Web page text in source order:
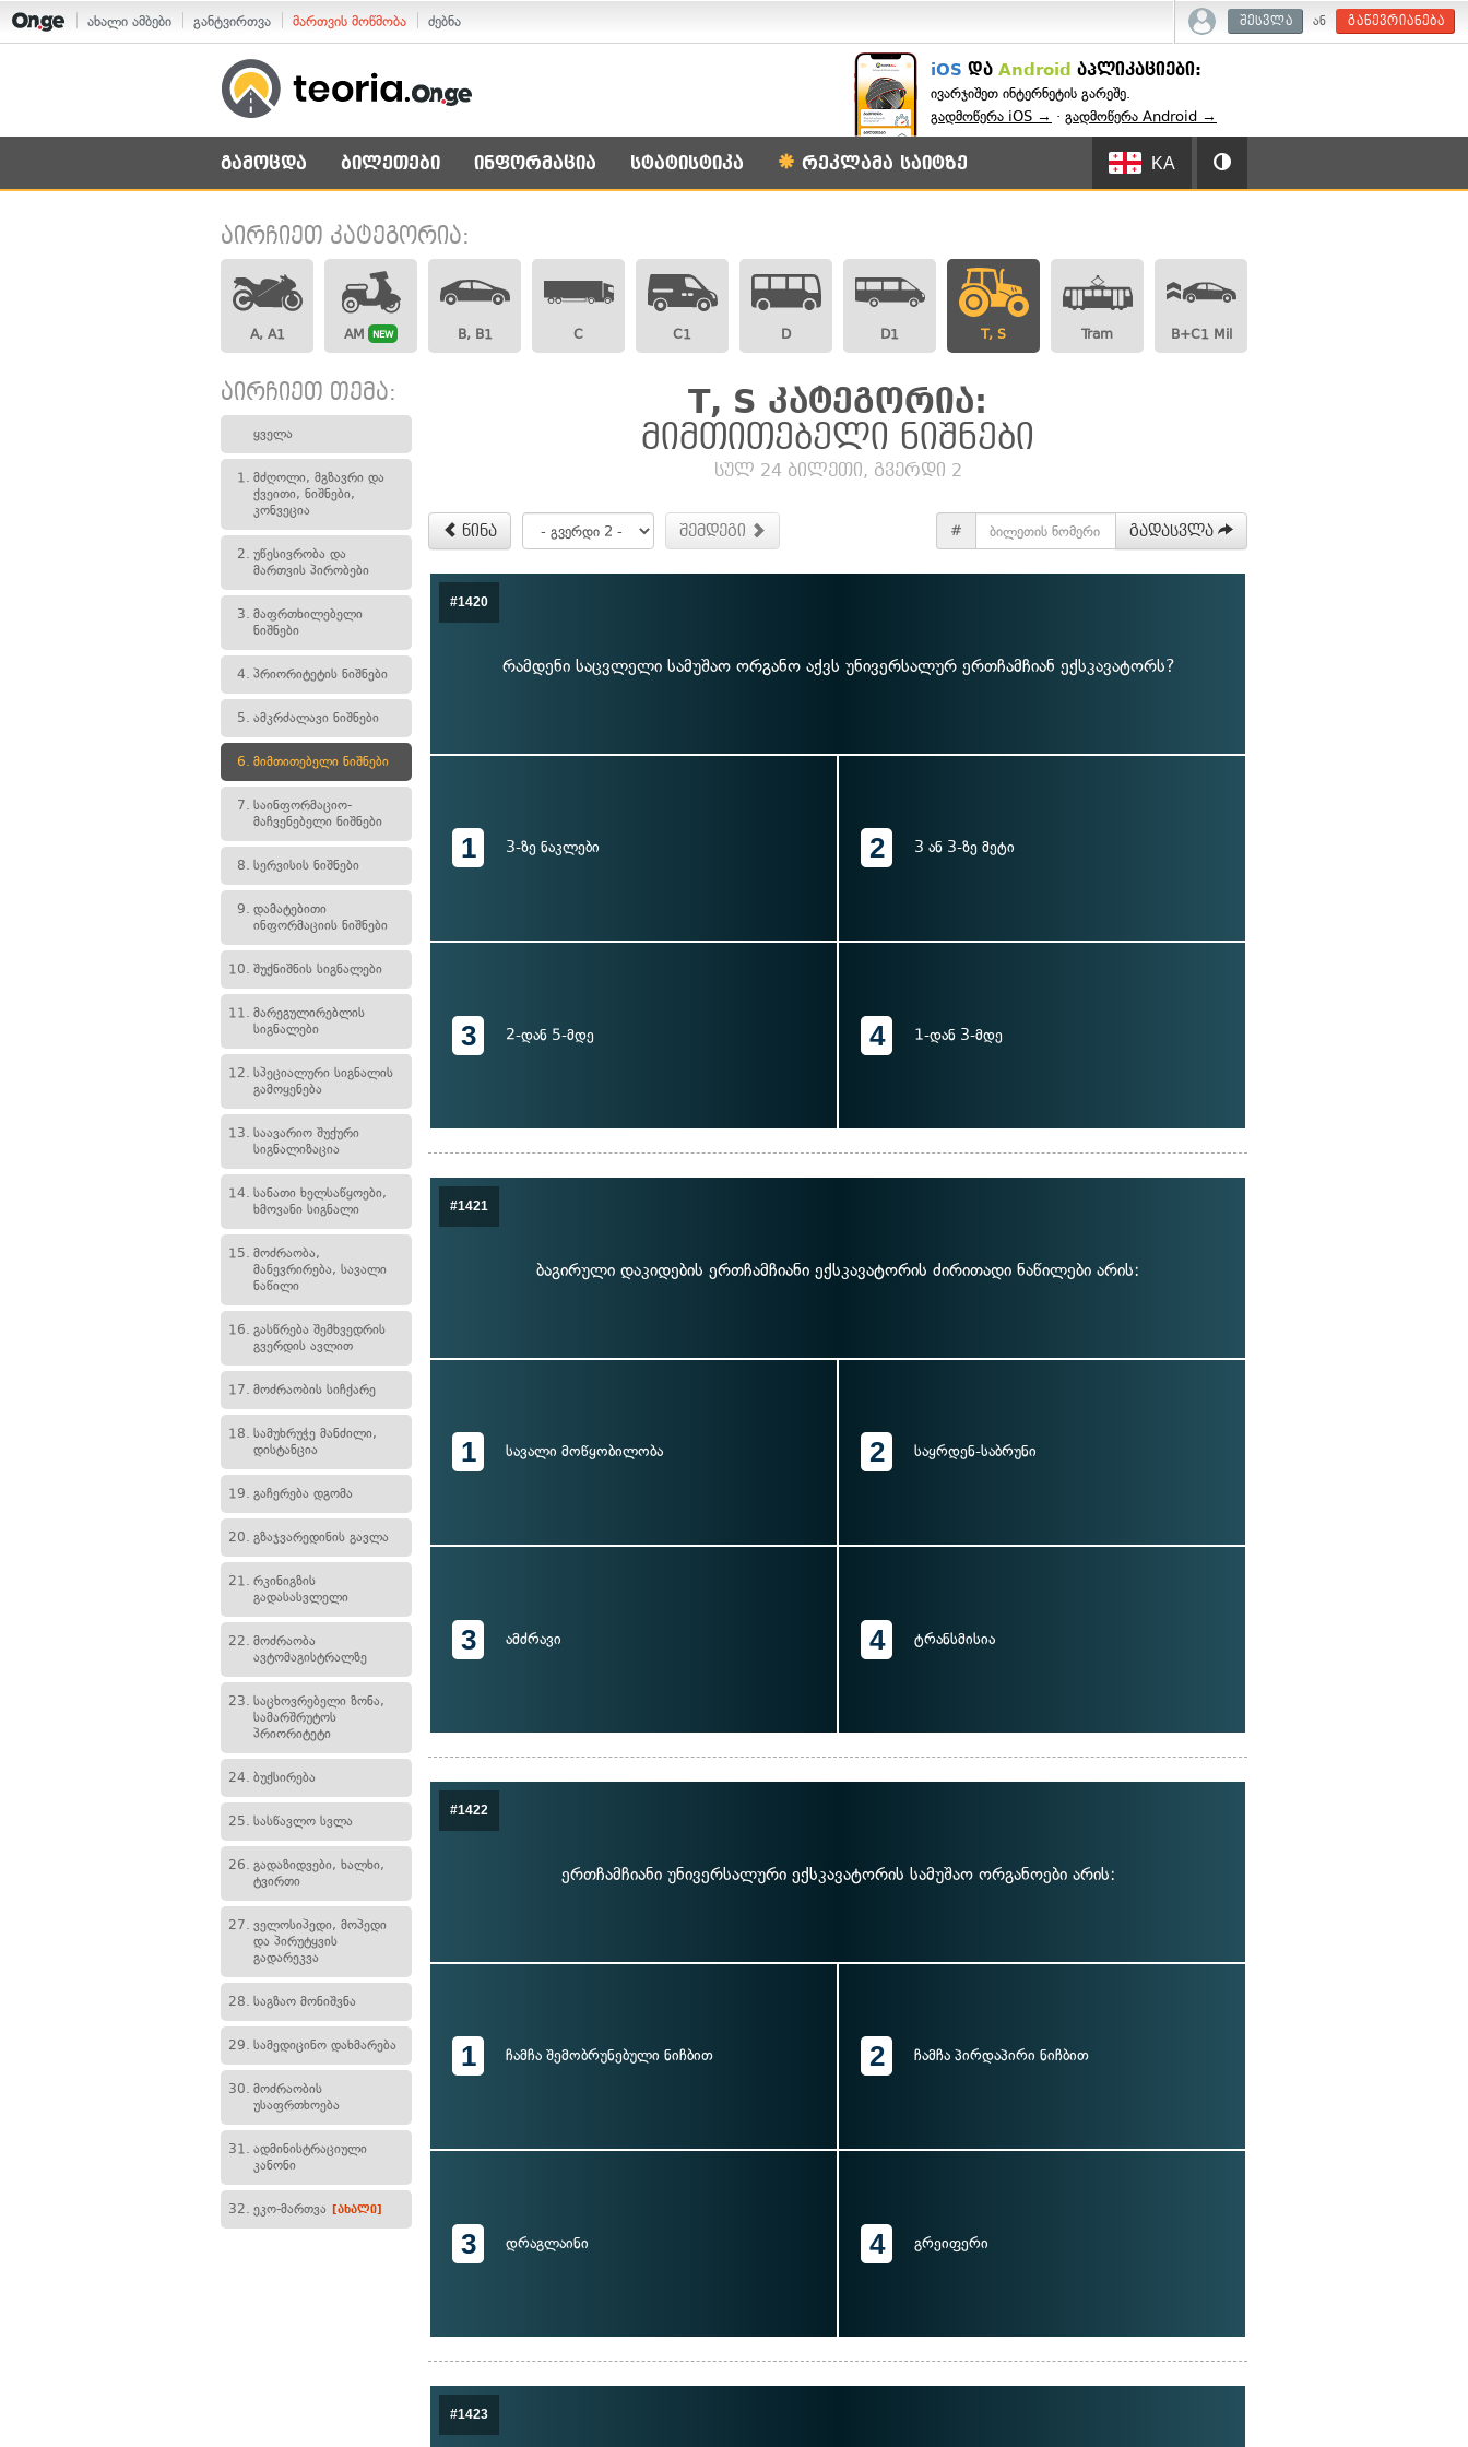
ახალი ამბები განტვირთვა მართვის მოწმობა ძებნა შესვლა ან გაწევრიანება
iOS და Android აპლიკაციები:
ივარჯიშეთ ინტერნეტის გარეშე.
გადმოწერა iOS → · გადმოწერა Android →
გამოცდა ბილეთები ინფორმაცია სტატისტიკა რეკლამა საიტზე KA
აირჩიეთ კატეგორია:
A, A1 AM NEW B, B1 C C1 D D1 T, S Tram B+C1 Mil
აირჩიეთ თემა:
ყველა
1. მძღოლი, მგზავრი და
ქვეითი, ნიშნები,
კონვეცია
2. უწესივრობა და
მართვის პირობები
3. მაფრთხილებელი
ნიშნები
4. პრიორიტეტის ნიშნები
5. ამკრძალავი ნიშნები
6. მიმთითებელი ნიშნები
7. საინფორმაციო-
მაჩვენებელი ნიშნები
8. სერვისის ნიშნები
9. დამატებითი
ინფორმაციის ნიშნები
10. შუქნიშნის სიგნალები
11. მარეგულირებლის
სიგნალები
12. სპეციალური სიგნალის
გამოყენება
13. საავარიო შუქური
სიგნალიზაცია
14. სანათი ხელსაწყოები,
ხმოვანი სიგნალი
15. მოძრაობა,
მანევრირება, სავალი
ნაწილი
16. გასწრება შემხვედრის
გვერდის ავლით
17. მოძრაობის სიჩქარე
18. სამუხრუჭე მანძილი,
დისტანცია
19. გაჩერება დგომა
20. გზაჯვარედინის გავლა
21. რკინიგზის
გადასასვლელი
22. მოძრაობა
ავტომაგისტრალზე
23. საცხოვრებელი ზონა,
სამარშრუტოს
პრიორიტეტი
24. ბუქსირება
25. სასწავლო სვლა
26. გადაზიდვები, ხალხი,
ტვირთი
27. ველოსიპედი, მოპედი
და პირუტყვის
გადარეკვა
28. საგზაო მონიშვნა
29. სამედიცინო დახმარება
30. მოძრაობის
უსაფრთხოება
31. ადმინისტრაციული
კანონი
32. ეკო-მართვა [ახალი]
T, S კატეგორია:
მიმთითებელი ნიშნები
სულ 24 ბილეთი, გვერდი 2
წინა შემდეგი # გადასვლა
#1420
რამდენი საცვლელი სამუშაო ორგანო აქვს უნივერსალურ ერთჩამჩიან ექსკავატორს?
1 3-ზე ნაკლები 2 3 ან 3-ზე მეტი
3 2-დან 5-მდე 4 1-დან 3-მდე
#1421
ბაგირული დაკიდების ერთჩამჩიანი ექსკავატორის ძირითადი ნაწილები არის:
1 სავალი მოწყობილობა 2 საყრდენ-საბრუნი
3 ამძრავი 4 ტრანსმისია
#1422
ერთჩამჩიანი უნივერსალური ექსკავატორის სამუშაო ორგანოები არის:
1 ჩამჩა შემობრუნებული ნიჩბით 2 ჩამჩა პირდაპირი ნიჩბით
3 დრაგლაინი 4 გრეიფერი
#1423